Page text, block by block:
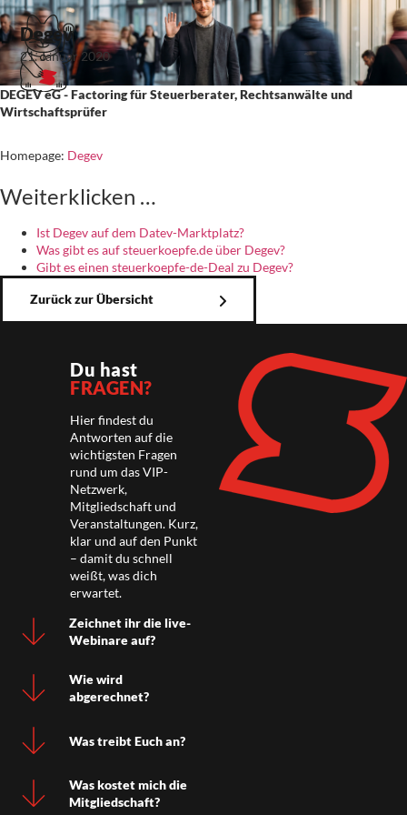
Degev
21. Januar 2020
DEGEV eG - Factoring für Steuerberater, Rechtsanwälte und
Wirtschaftsprüfer
Homepage: Degev
Weiterklicken …
Ist Degev auf dem Datev-Marktplatz?
Was gibt es auf steuerkoepfe.de über Degev?
Gibt es einen steuerkoepfe-de-Deal zu Degev?
Zurück zur Übersicht
Du hast
FRAGEN?
Hier findest du
Antworten auf die
wichtigsten Fragen
rund um das VIP-
Netzwerk,
Mitgliedschaft und
Veranstaltungen. Kurz,
klar und auf den Punkt
– damit du schnell
weißt, was dich
erwartet.
Zeichnet ihr die live-
Webinare auf?
Wie wird
abgerechnet?
Was treibt Euch an?
Was kostet mich die
Mitgliedschaft?